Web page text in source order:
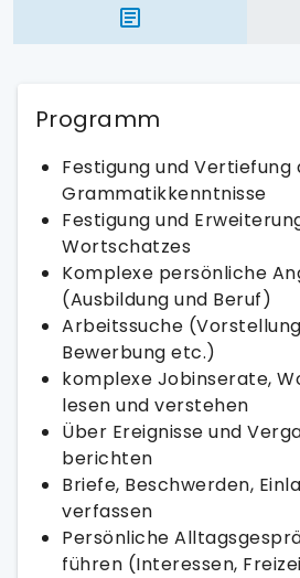
Programm
Festigung und Vertiefung
Grammatikkenntnisse
Festigung und
Wortschatzes
Komplexe persönliche
(Ausbildung und Beruf)
Arbeitssuche
Bewerbung etc.)
komplexe Jobinserate,
lesen und verstehen
Über Ereignisse und
berichten
Briefe, Beschwerden,
verfassen
Persönliche
führen (Interessen,